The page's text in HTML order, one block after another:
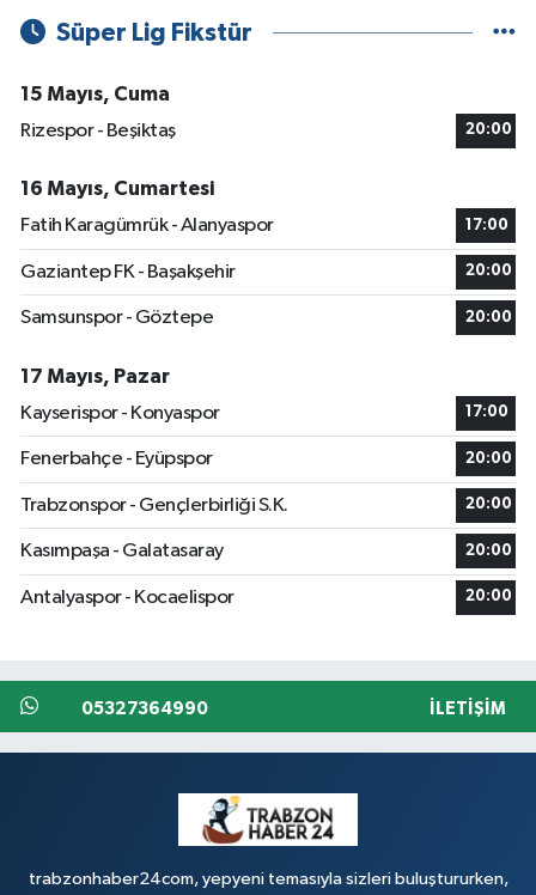
Süper Lig Fikstür
15 Mayıs, Cuma
Rizespor - Beşiktaş
20:00
16 Mayıs, Cumartesi
Fatih Karagümrük - Alanyaspor
17:00
Gaziantep FK - Başakşehir 20:00
Samsunspor - Göztepe 20:00
17 Mayıs, Pazar
Kayserispor - Konyaspor
17:00
Fenerbahçe - Eyüpspor 20:00
Trabzonspor - Gençlerbirliği S.K. 20:00
Kasımpaşa - Galatasaray 20:00
Antalyaspor - Kocaelispor 20:00
05327364990 İLETIŞIM
trabzonhaber24com, yepyeni temasıyla sizleri buluştururken,